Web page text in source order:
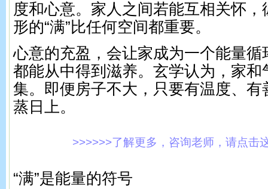
度和心意。家人之间若能互相关怀
形的“满”比任何空间都重要。
心意的充盈，会让家成为一个能量循
都能从中得到滋养。玄学认为，家和
集。即便房子不大，只要有温度、有
蒸日上。
>>>>>>了解更多，咨询老师，请点击
“满”是能量的符号